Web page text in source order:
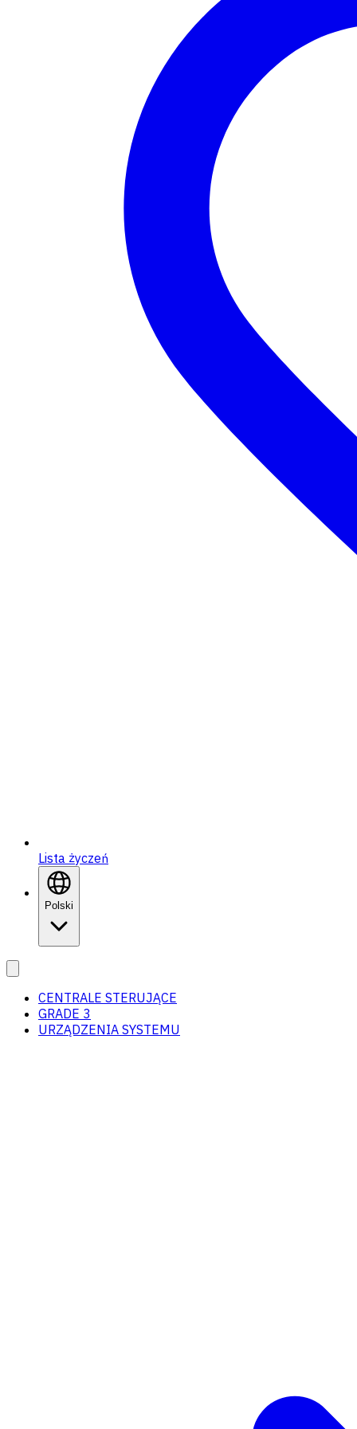
Lista życzeń
Polski
CENTRALE STERUJĄCE
GRADE 3
URZĄDZENIA SYSTEMU